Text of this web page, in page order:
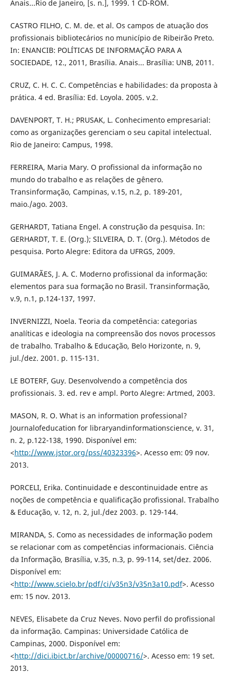
Anais...Rio de Janeiro, [s. n.], 1999. 1 CD-ROM.
CASTRO FILHO, C. M. de. et al. Os campos de atuação dos
profissionais bibliotecários no município de Ribeirão Preto.
In: ENANCIB: POLÍTICAS DE INFORMAÇÃO PARA A
SOCIEDADE, 12., 2011, Brasília. Anais... Brasília: UNB, 2011.
CRUZ, C. H. C. C. Competências e habilidades: da proposta à
prática. 4 ed. Brasília: Ed. Loyola. 2005. v.2.
DAVENPORT, T. H.; PRUSAK, L. Conhecimento empresarial:
como as organizações gerenciam o seu capital intelectual.
Rio de Janeiro: Campus, 1998.
FERREIRA, Maria Mary. O profissional da informação no
mundo do trabalho e as relações de gênero.
Transinformação, Campinas, v.15, n.2, p. 189-201,
maio./ago. 2003.
GERHARDT, Tatiana Engel. A construção da pesquisa. In:
GERHARDT, T. E. (Org.); SILVEIRA, D. T. (Org.). Métodos de
pesquisa. Porto Alegre: Editora da UFRGS, 2009.
GUIMARÃES, J. A. C. Moderno profissional da informação:
elementos para sua formação no Brasil. Transinformação,
v.9, n.1, p.124-137, 1997.
INVERNIZZI, Noela. Teoria da competência: categorias
analíticas e ideologia na compreensão dos novos processos
de trabalho. Trabalho & Educação, Belo Horizonte, n. 9,
jul./dez. 2001. p. 115-131.
LE BOTERF, Guy. Desenvolvendo a competência dos
profissionais. 3. ed. rev e ampl. Porto Alegre: Artmed, 2003.
MASON, R. O. What is an information professional?
Journalofeducation for libraryandinformationscience, v. 31,
n. 2, p.122-138, 1990. Disponível em:
<http://www.jstor.org/pss/40323396>. Acesso em: 09 nov.
2013.
PORCELI, Erika. Continuidade e descontinuidade entre as
noções de competência e qualificação profissional. Trabalho
& Educação, v. 12, n. 2, jul./dez 2003. p. 129-144.
MIRANDA, S. Como as necessidades de informação podem
se relacionar com as competências informacionais. Ciência
da Informação, Brasília, v.35, n.3, p. 99-114, set/dez. 2006.
Disponível em:
<http://www.scielo.br/pdf/ci/v35n3/v35n3a10.pdf>. Acesso
em: 15 nov. 2013.
NEVES, Elisabete da Cruz Neves. Novo perfil do profissional
da informação. Campinas: Universidade Católica de
Campinas, 2000. Disponível em:
<http://dici.ibict.br/archive/00000716/>. Acesso em: 19 set.
2013.